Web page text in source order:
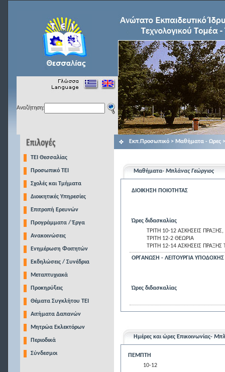
Αναζήτηση:
TEI Θεσσαλίας
Προσωπικό ΤΕΙ
Σχολές και Τμήματα
Διοικητικές Υπηρεσίες
Επιτροπή Ερευνών
Προγράμματα / Έργα
Ανακοινώσεις
Ενημέρωση Φοιτητών
Εκδηλώσεις / Συνέδρια
Μεταπτυχιακά
Προκηρύξεις
Θέματα Συγκλήτου ΤΕΙ
Αιτήματα Δαπανών
Μητρώα Εκλεκτόρων
Περιοδικά
Σύνδεσμοι
Εκπ.Προσωπικό > Μαθήματα - Ωρες
Μαθήματα- Μπλάνας Γεώργιος
ΔΙΟΙΚΗΣΗ ΠΟΙΟΤΗΤΑΣ
Ώρες διδασκαλίας
ΤΡΙΤΗ 10-12 ΑΣΚΗΣΕΙΣ
ΤΡΙΤΗ 12-2 ΘΕΩΡΙΑ
ΤΡΙΤΗ 12-14 ΑΣΚΗΣΕΙΣ
ΟΡΓΑΝΩΣΗ - ΛΕΙΤΟΥΡΓΙΑ ΥΠΟΔΟΧΗΣ
Ώρες διδασκαλίας
Ημέρες και ώρες Επικοινωνίας-
ΠΕΜΠΤΗ
10-12